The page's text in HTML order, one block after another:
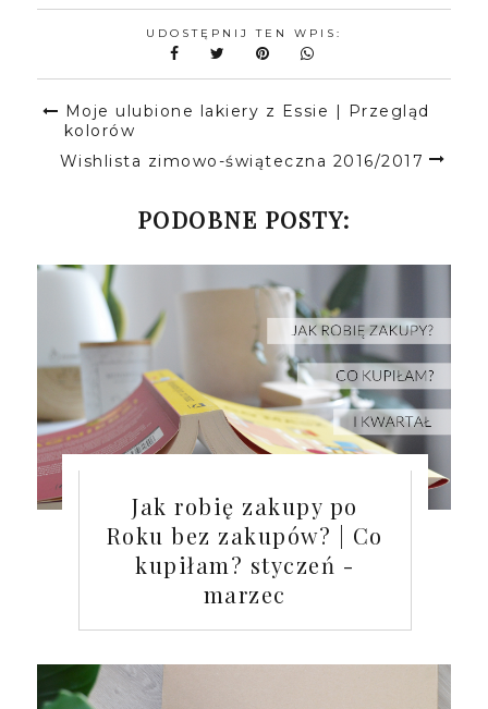
UDOSTĘPNIJ TEN WPIS:
Moje ulubione lakiery z Essie | Przegląd
kolorów
Wishlista zimowo-świąteczna 2016/2017
PODOBNE POSTY:
Jak robię zakupy po
Roku bez zakupów? | Co
kupiłam? styczeń -
marzec